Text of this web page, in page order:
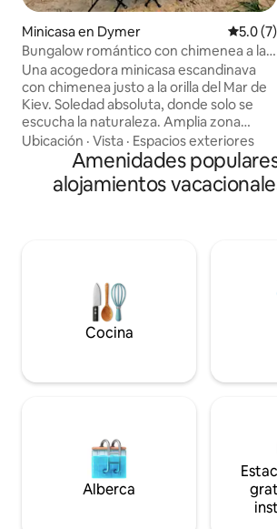
Minicasa en Dymer
5.0 (7)
Bungalow romántico con chimenea a la
orilla del mar
Una acogedora minicasa escandinava
con chimenea justo a la orilla del Mar de
Kiev. Soledad absoluta, donde solo se
escucha la naturaleza. Amplia zona
privada, asador, natación, pesca. Estás
solo en toda la zona. Cerca hay senderos
forestales a lo largo del mar. Hay todo lo
necesario para una parrillada, muebles
aceite. Ropa de cama y toallas blancas,
artículos de ducha, libros y juegos de
Ubicación · Vista · Espacios exteriores
Amenidades
alojamientos
Cocina
Alberca